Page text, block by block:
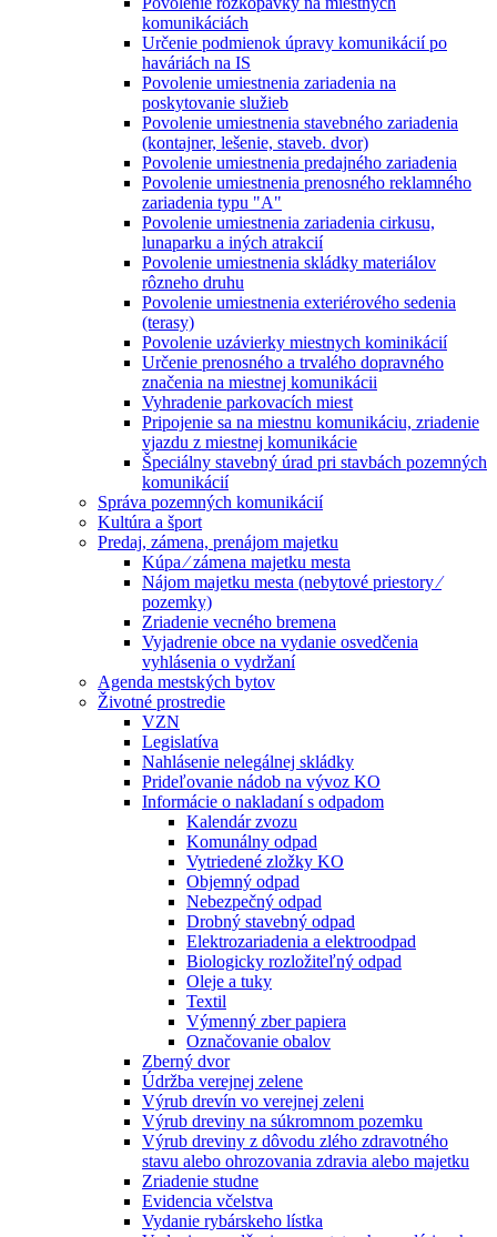
komunikáciách
Určenie podmienok úpravy komunikácií po
haváriách na IS
Povolenie umiestnenia zariadenia na
poskytovanie služieb
Povolenie umiestnenia stavebného zariadenia
(kontajner, lešenie, staveb. dvor)
Povolenie umiestnenia predajného zariadenia
Povolenie umiestnenia prenosného reklamného
zariadenia typu "A"
Povolenie umiestnenia zariadenia cirkusu,
lunaparku a iných atrakcií
Povolenie umiestnenia skládky materiálov
rôzneho druhu
Povolenie umiestnenia exteriérového sedenia
(terasy)
Povolenie uzávierky miestnych kominikácií
Určenie prenosného a trvalého dopravného
značenia na miestnej komunikácii
Vyhradenie parkovacích miest
Pripojenie sa na miestnu komunikáciu, zriadenie
vjazdu z miestnej komunikácie
Špeciálny stavebný úrad pri stavbách pozemných
komunikácií
Správa pozemných komunikácií
Kultúra a šport
Predaj, zámena, prenájom majetku
Kúpa ⁄ zámena majetku mesta
Nájom majetku mesta (nebytové priestory ⁄
pozemky)
Zriadenie vecného bremena
Vyjadrenie obce na vydanie osvedčenia
vyhlásenia o vydržaní
Agenda mestských bytov
Životné prostredie
VZN
Legislatíva
Nahlásenie nelegálnej skládky
Prideľovanie nádob na vývoz KO
Informácie o nakladaní s odpadom
Kalendár zvozu
Komunálny odpad
Vytriedené zložky KO
Objemný odpad
Nebezpečný odpad
Drobný stavebný odpad
Elektrozariadenia a elektroodpad
Biologicky rozložiteľný odpad
Oleje a tuky
Textil
Výmenný zber papiera
Označovanie obalov
Zberný dvor
Údržba verejnej zelene
Výrub drevín vo verejnej zeleni
Výrub dreviny na súkromnom pozemku
Výrub dreviny z dôvodu zlého zdravotného
stavu alebo ohrozovania zdravia alebo majetku
Zriadenie studne
Evidencia včelstva
Vydanie rybárskeho lístka